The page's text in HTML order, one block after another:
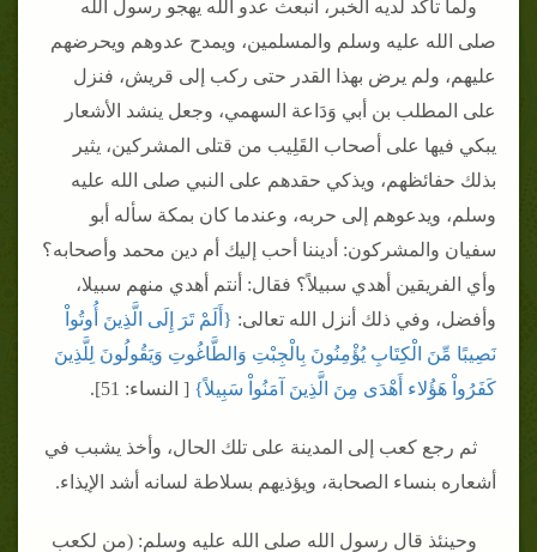
ولما تأكد لديه الخبر، انبعث عدو الله يهجو رسول الله
صلى الله عليه وسلم والمسلمين، ويمدح عدوهم ويحرضهم
عليهم، ولم يرض بهذا القدر حتى ركب إلى قريش، فنزل
على المطلب بن أبي وَدَاعة السهمي، وجعل ينشد الأشعار
يبكي فيها على أصحاب القَلِيب من قتلى المشركين، يثير
بذلك حفائظهم، ويذكي حقدهم على النبي صلى الله عليه
وسلم، ويدعوهم إلى حربه، وعندما كان بمكة سأله أبو
سفيان والمشركون‏:‏ أديننا أحب إليك أم دين محمد وأصحابه‏؟‏
وأي الفريقين أهدي سبيلاً‏؟‏ فقال‏:‏ أنتم أهدي منهم سبيلا،
وأفضل، وفي ذلك أنزل الله تعالى‏:‏ ‏ {‏أَلَمْ تَرَ إِلَى الَّذِينَ أُوتُواْ
نَصِيبًا مِّنَ الْكِتَابِ يُؤْمِنُونَ بِالْجِبْتِ وَالطَّاغُوتِ وَيَقُولُونَ لِلَّذِينَ
كَفَرُواْ هَؤُلاء أَهْدَى مِنَ الَّذِينَ آمَنُواْ سَبِيلاً‏} ‏ ‏[‏ النساء‏:‏ 51‏]‏‏.‏
ثم رجع كعب إلى المدينة على تلك الحال، وأخذ يشبب في
أشعاره بنساء الصحابة، ويؤذيهم بسلاطة لسانه أشد الإيذاء‏.‏
وحينئذ قال رسول الله صلى الله عليه وسلم‏:‏ ‏(‏من لكعب